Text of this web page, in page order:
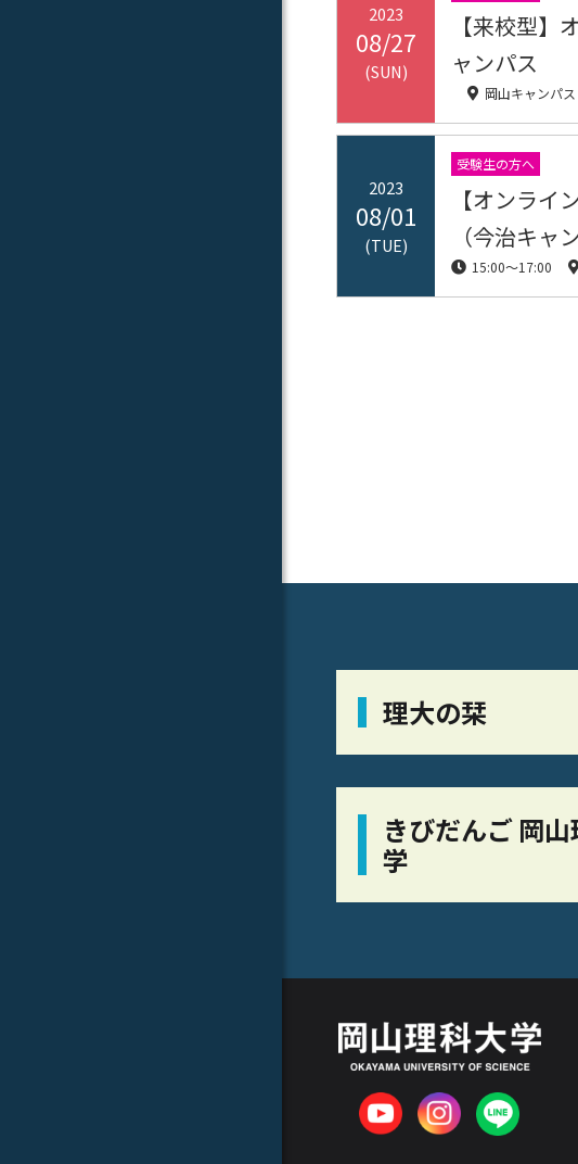
2023
08/27
(SUN)
【来校型】
ャンパス
岡山キャンパス
2023
08/01
(TUE)
受験生の方へ
【オンライ
（今治キャ
15:00〜17:00
理大の栞
きびだんご 岡
学